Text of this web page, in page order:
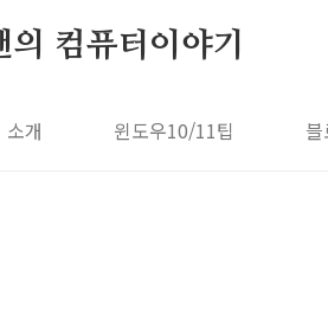
의 컴퓨터이야기
소개 윈도우10/11팁